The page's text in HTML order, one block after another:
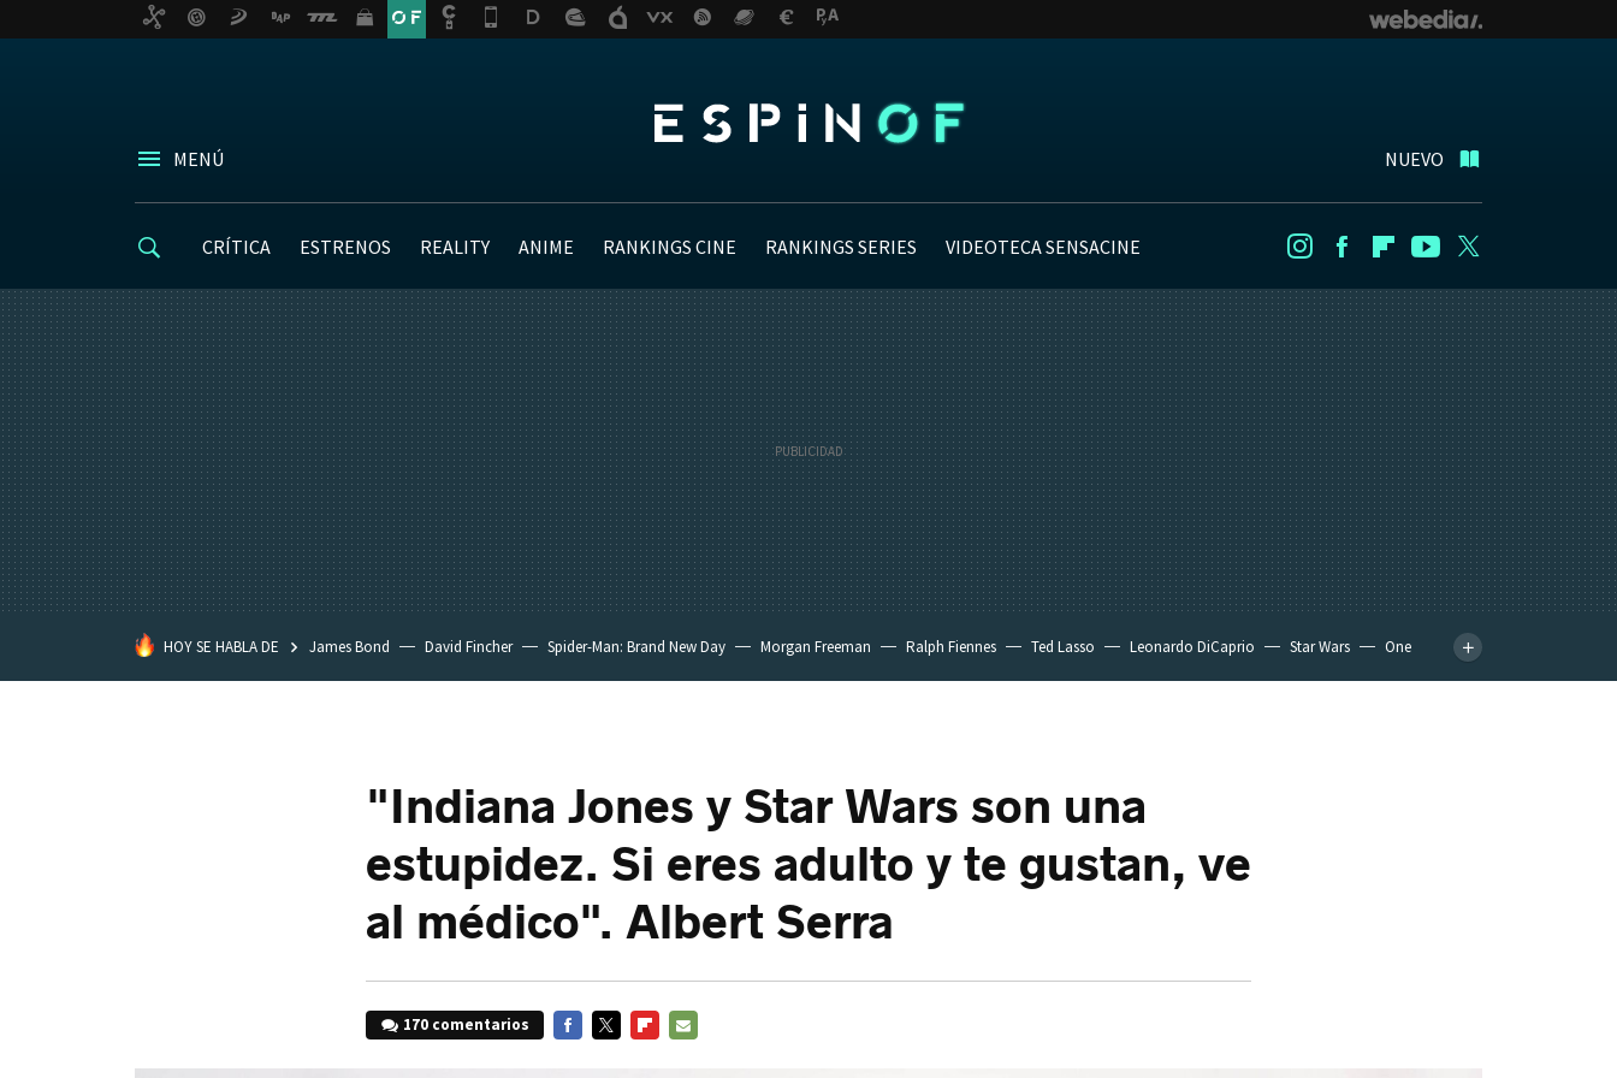
MENÚ NUEVO
CRÍTICA ESTRENOS REALITY ANIME RANKINGS CINE RANKINGS SERIES VIDEOTECA SENSACINE InstagramFacebookFlipboard
Youtube
HOY SE HABLA DE James Bond David Fincher Spider-Man: Brand New Day Morgan Freeman Ralph Fiennes Ted Lasso Leonardo DiCaprio Star Wars
One
"Indiana Jones y Star Wars son una
estupidez. Si eres adulto y te gustan, ve
al médico". Albert Serra
170 comentarios